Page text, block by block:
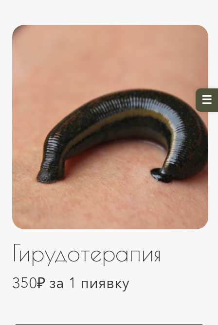
Гирудотерапия
350₽ за 1 пиявку